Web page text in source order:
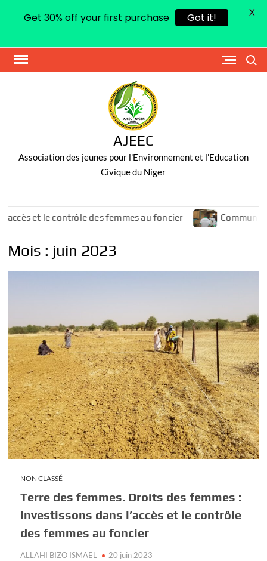
Skip
AJEEC
Association des jeunes pour l'Environnement et l'Education
Civique du Niger
et le contrôle des femmes au foncier Communiqué
Mois : juin 2023
NON CLASSÉ
Terre des femmes. Droits des femmes :
Investissons dans l’accès et le contrôle
des femmes au foncier
ALLAHI BIZO ISMAEL 20 juin 2023
Get 30% off your first purchase Got it! X